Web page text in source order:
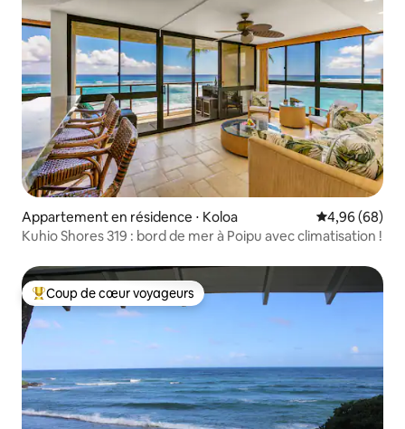
Appartement en résidence ⋅ Koloa Évaluation
4,96 (68)
Kuhio Shores 319 : bord de mer à Poipu avec climatisation !
Coups de cœur voyageurs les plus appréciés
Coup de cœur voyageurs